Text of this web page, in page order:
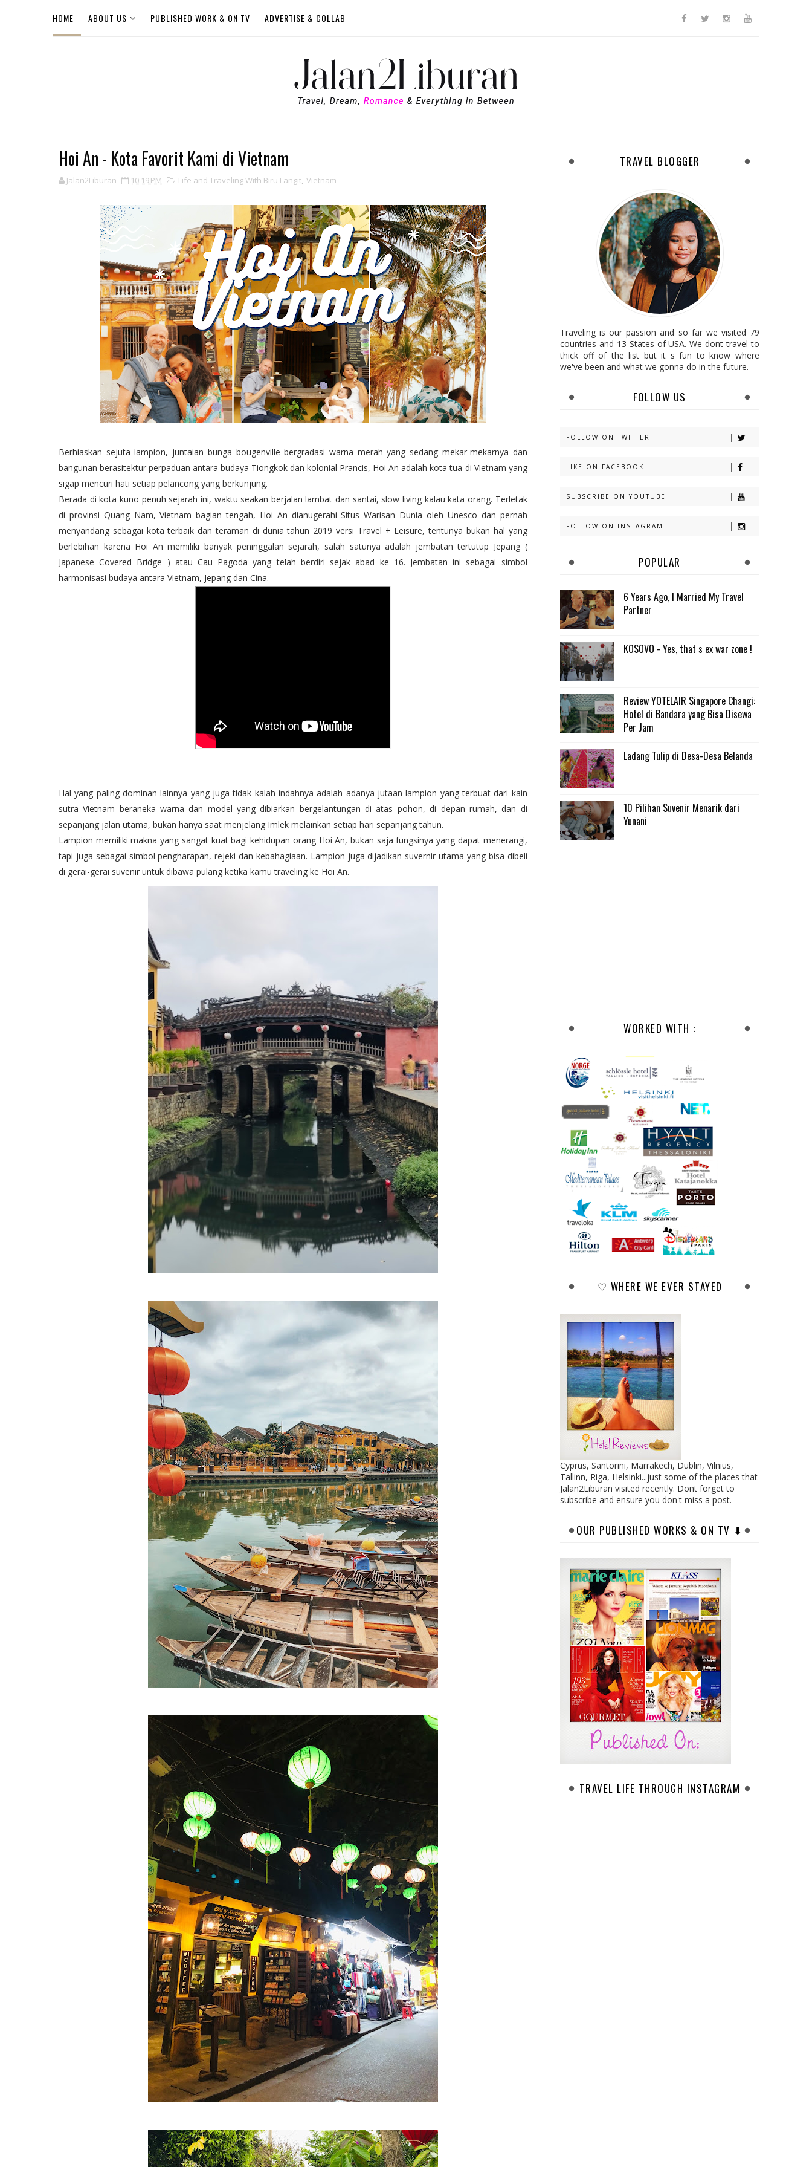
HOME ABOUT US PUBLISHED WORK & ON TV ADVERTISE & COLLAB
Hoi An - Kota Favorit Kami di Vietnam
Jalan2Liburan 10:19 PM Life and Traveling With Biru Langit, Vietnam
Berhiaskan sejuta lampion, juntaian bunga bougenville bergradasi warna merah yang sedang mekar-mekarnya dan
bangunan berasitektur perpaduan antara budaya Tiongkok dan kolonial Prancis, Hoi An adalah kota tua di Vietnam yang
sigap mencuri hati setiap pelancong yang berkunjung.
Berada di kota kuno penuh sejarah ini, waktu seakan berjalan lambat dan santai, slow living kalau kata orang. Terletak
di provinsi Quang Nam, Vietnam bagian tengah, Hoi An dianugerahi Situs Warisan Dunia oleh Unesco dan pernah
menyandang sebagai kota terbaik dan teraman di dunia tahun 2019 versi Travel + Leisure, tentunya bukan hal yang
berlebihan karena Hoi An memiliki banyak peninggalan sejarah, salah satunya adalah jembatan tertutup Jepang (
Japanese Covered Bridge ) atau Cau Pagoda yang telah berdiri sejak abad ke 16. Jembatan ini sebagai simbol
harmonisasi budaya antara Vietnam, Jepang dan Cina.
Hal yang paling dominan lainnya yang juga tidak kalah indahnya adalah adanya jutaan lampion yang terbuat dari kain
sutra Vietnam beraneka warna dan model yang dibiarkan bergelantungan di atas pohon, di depan rumah, dan di
sepanjang jalan utama, bukan hanya saat menjelang Imlek melainkan setiap hari sepanjang tahun.
Lampion memiliki makna yang sangat kuat bagi kehidupan orang Hoi An, bukan saja fungsinya yang dapat menerangi,
tapi juga sebagai simbol pengharapan, rejeki dan kebahagiaan. Lampion juga dijadikan suvernir utama yang bisa dibeli
di gerai-gerai suvenir untuk dibawa pulang ketika kamu traveling ke Hoi An.
TRAVEL BLOGGER
Traveling is our passion and so far we visited 79
countries and 13 States of USA. We dont travel to
thick off of the list but it s fun to know where
we've been and what we gonna do in the future.
FOLLOW US
FOLLOW ON TWITTER
LIKE ON FACEBOOK
SUBSCRIBE ON YOUTUBE
FOLLOW ON INSTAGRAM
POPULAR
6 Years Ago, I Married My Travel
Partner
KOSOVO - Yes, that s ex war zone !
Review YOTELAIR Singapore Changi:
Hotel di Bandara yang Bisa Disewa
Per Jam
Ladang Tulip di Desa-Desa Belanda
10 Pilihan Suvenir Menarik dari
Yunani
WORKED WITH :
♡ WHERE WE EVER STAYED
Cyprus, Santorini, Marrakech, Dublin, Vilnius,
Tallinn, Riga, Helsinki...just some of the places that
Jalan2Liburan visited recently. Dont forget to
subscribe and ensure you don't miss a post.
OUR PUBLISHED WORKS & ON TV ⬇︎
TRAVEL LIFE THROUGH INSTAGRAM